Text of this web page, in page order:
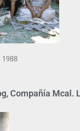
1988
Compañía Mcal.